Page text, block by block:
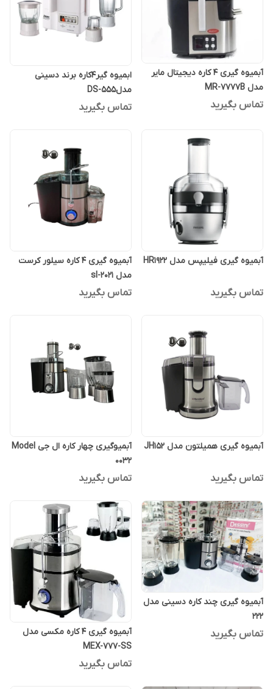
آبمیوه گیری 4 کاره دیجیتال مایر
مدل MR-7777B
تماس بگیرید
ابمیوه گیر4کاره برند دسینی
مدلDS-555
تماس بگیرید
آبمیوه گیری فیلیپس مدل HR1922
تماس بگیرید
آبمیوه گیری 4 کاره سیلور کرست
مدل sl-2021
تماس بگیرید
آبمیوه گیری همیلتون مدل JH152
تماس بگیرید
آبمیوگیری چهار کاره ال جی Model
0032
تماس بگیرید
آبمیوه گیری چند کاره دسینی مدل
222
تماس بگیرید
آبمیوه گیری ۴ کاره مکسی مدل
MEX-777-SS
تماس بگیرید